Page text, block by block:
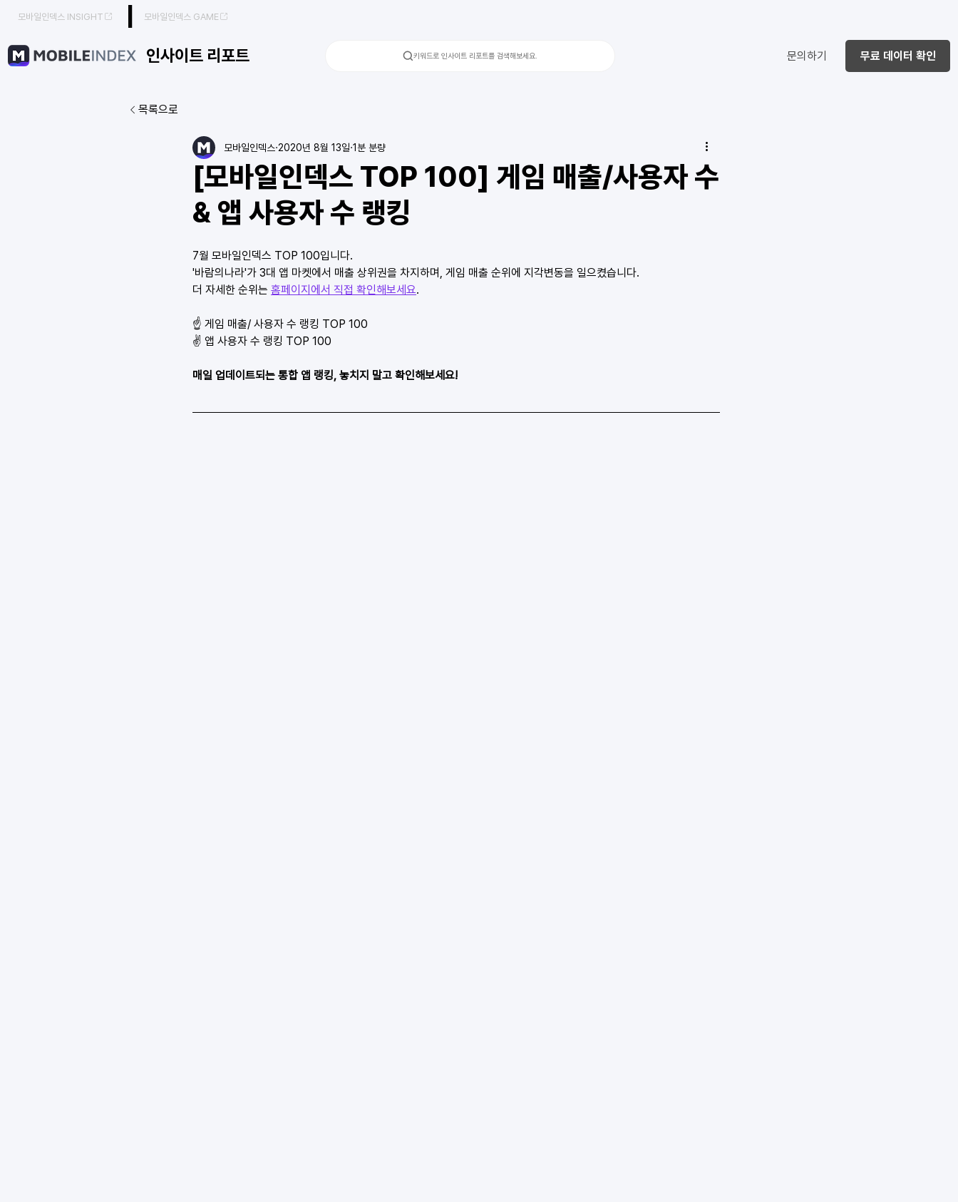
모바일인덱스 INSIGHT 모바일인덱스 GAME
인사이트 리포트 키워드로 인사이트 리포트를 검색해보세요. 문의하기 무료 데이터 확인
목록으로
[모바일인덱스 TOP 100] 게임 매출/사용자 수
& 앱 사용자 수 랭킹
모바일인덱스 2020년 8월 13일 1분 분량
7월 모바일인덱스 TOP 100입니다.
'바람의나라'가 3대 앱 마켓에서 매출 상위권을 차지하며, 게임 매출 순위에 지각변동을 일으켰습니다.
더 자세한 순위는 홈페이지에서 직접 확인해보세요.
☝ 게임 매출/ 사용자 수 랭킹 TOP 100
✌ 앱 사용자 수 랭킹 TOP 100
매일 업데이트되는 통합 앱 랭킹, 놓치지 말고 확인해보세요!